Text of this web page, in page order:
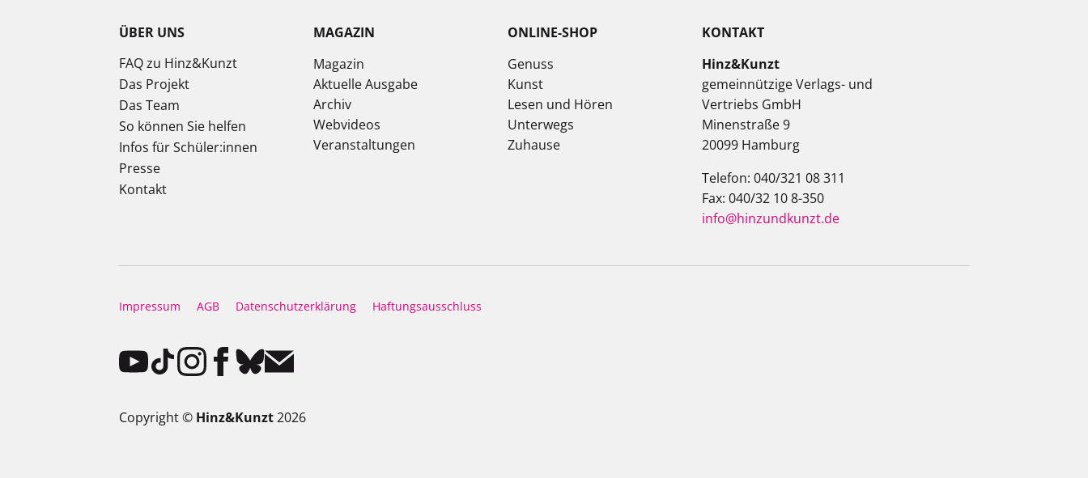
ÜBER UNS
FAQ zu Hinz&Kunzt
Das Projekt
Das Team
So können Sie helfen
Infos für Schüler:innen
Presse
Kontakt
MAGAZIN
Magazin
Aktuelle Ausgabe
Archiv
Webvideos
Veranstaltungen
ONLINE-SHOP
Genuss
Kunst
Lesen und Hören
Unterwegs
Zuhause
KONTAKT
Hinz&Kunzt
gemeinnützige Verlags- und
Vertriebs GmbH
Minenstraße 9
20099 Hamburg
Telefon: 040/321 08 311
Fax: 040/32 10 8-350
info@hinzundkunzt.de
Impressum AGB Datenschutzerklärung Haftungsausschluss
Copyright © Hinz&Kunzt2026